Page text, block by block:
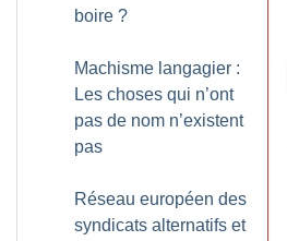
boire ?
Machisme langagier :
Les choses qui n’ont
pas de nom n’existent
pas
Réseau européen des
syndicats alternatifs et